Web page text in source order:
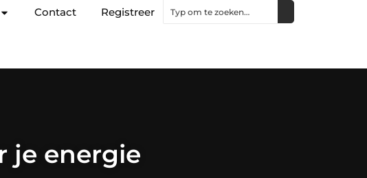
Contact Registreer
je energie